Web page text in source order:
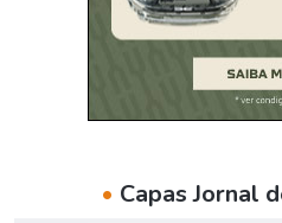
• Capas Jornal